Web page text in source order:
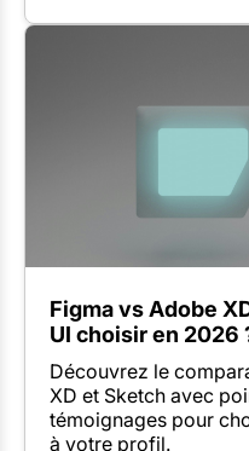
Figma vs Adobe
UI choisir en 2026
Découvrez le
XD et Sketch avec
témoignages pour
à votre profil.